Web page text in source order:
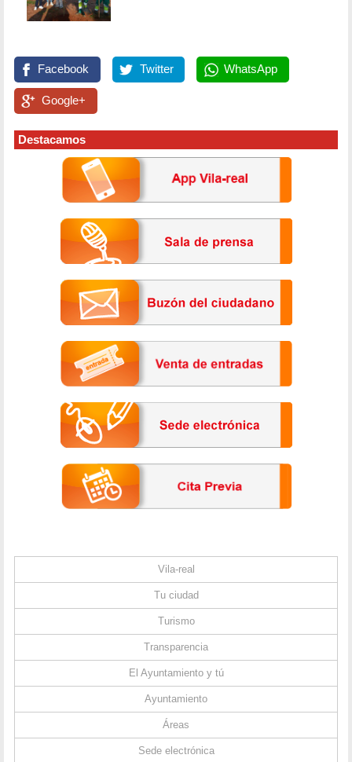
Facebook Twitter WhatsApp
Google+
Destacamos
Vila-real
Tu ciudad
Turismo
Transparencia
El Ayuntamiento y tú
Ayuntamiento
Áreas
Sede electrónica